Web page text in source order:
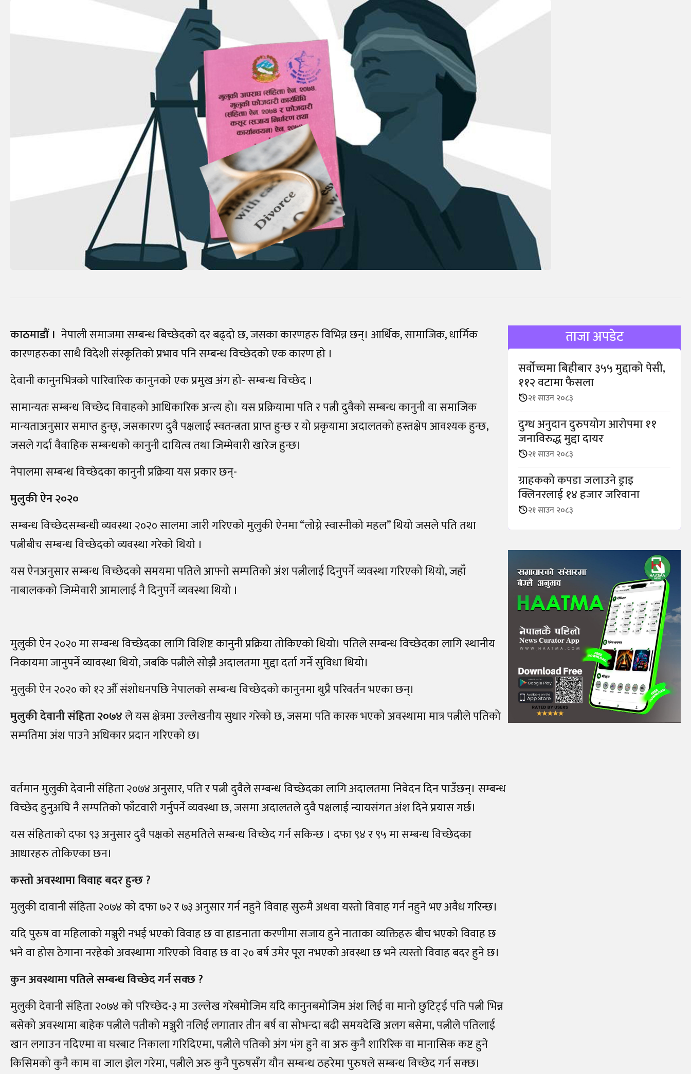
काठमाडौं । नेपाली समाजमा सम्बन्ध बिच्छेदको दर बढ्दो छ, जसका कारणहरु विभिन्न छन्। आर्थिक, सामाजिक, धार्मिक
कारणहरुका साथै विदेशी संस्कृतिको प्रभाव पनि सम्बन्ध विच्छेदको एक कारण हो ।
देवानी कानुनभित्रको पारिवारिक कानुनको एक प्रमुख अंग हो- सम्बन्ध विच्छेद ।
सामान्यतः सम्बन्ध विच्छेद विवाहको आधिकारिक अन्त्य हो। यस प्रक्रियामा पति र पत्नी दुवैको सम्बन्ध कानुनी वा समाजिक
मान्यताअनुसार समाप्त हुन्छ्, जसकारण दुवै पक्षलाई स्वतन्त्रता प्राप्त हुन्छ र यो प्रकृयामा अदालतको हस्तक्षेप आवश्यक हुन्छ,
जसले गर्दा वैवाहिक सम्बन्धको कानुनी दायित्व तथा जिम्मेवारी खारेज हुन्छ।
नेपालमा सम्बन्ध विच्छेदका कानुनी प्रक्रिया यस प्रकार छन्-
मुलुकीऐन २०२०
सम्बन्ध विच्छेदसम्बन्धी व्यवस्था २०२० सालमा जारी गरिएको मुलुकी ऐनमा “लोग्ने स्वास्नीको महल” थियो जसले पति तथा
पत्नीबीच सम्बन्ध विच्छेदको व्यवस्था गरेको थियो ।
यस ऐनअनुसार सम्बन्ध विच्छेदको समयमा पतिले आफ्नो सम्पतिको अंश पत्नीलाई दिनुपर्ने व्यवस्था गरिएको थियो, जहाँ
नाबालकको जिम्मेवारी आमालाई नै दिनुपर्ने व्यवस्था थियो ।
मुलुकी ऐन २०२० मा सम्बन्ध विच्छेदका लागि विशिष्ट कानुनी प्रक्रिया तोकिएको थियो। पतिले सम्बन्ध विच्छेदका लागि स्थानीय
निकायमा जानुपर्ने व्यावस्था थियो, जबकि पत्नीले सोझै अदालतमा मुद्दा दर्ता गर्ने सुविधा थियो।
मुलुकी ऐन २०२० को १२ औँ संशोधनपछि नेपालको सम्बन्ध विच्छेदको कानुनमा थुप्रै परिवर्तन भएका छन्।
मुलुकी देवानी संहिता २०७४ले यस क्षेत्रमा उल्लेखनीय सुधार गरेको छ, जसमा पति कारक भएको अवस्थामा मात्र पत्नीले पतिको
सम्पतिमा अंश पाउने अधिकार प्रदान गरिएको छ।
वर्तमान मुलुकी देवानी संहिता २०७४ अनुसार, पति र पत्नी दुवैले सम्बन्ध विच्छेदका लागि अदालतमा निवेदन दिन पाउँछन्। सम्बन्ध
विच्छेद हुनुअघि नै सम्पतिको फाँटवारी गर्नुपर्ने व्यवस्था छ, जसमा अदालतले दुवै पक्षलाई न्यायसंगत अंश दिने प्रयास गर्छ।
यस संहिताको दफा ९३ अनुसार दुवै पक्षको सहमतिले सम्बन्ध विच्छेद गर्न सकिन्छ । दफा ९४ र ९५ मा सम्बन्ध विच्छेदका
आधारहरु तोकिएका छन।
कस्तो अवस्थामा विवाह बदर हुन्छ?
मुलुकी दावानी संहिता २०७४ को दफा ७२ र ७३ अनुसार गर्न नहुने विवाह सुरुमै अथवा यस्तो विवाह गर्न नहुने भए अवैध गरिन्छ।
यदि पुरुष वा महिलाको मञ्जुरी नभई भएको विवाह छ वा हाडनाता करणीमा सजाय हुने नाताका व्यक्तिहरु बीच भएको विवाह छ
भने वा होस ठेगाना नरहेको अवस्थामा गरिएको विवाह छ वा २० बर्ष उमेर पूरा नभएको अवस्था छ भने त्यस्तो विवाह बदर हुने छ।
कुन अवस्थामा पतिले सम्बन्ध विच्छेद गर्न सक्छ?
मुलुकी देवानी संहिता २०७४ को परिच्छेद-३ मा उल्लेख गरेबमोजिम यदि कानुनबमोजिम अंश लिई वा मानो छुटिट्ई पति पत्नी भिन्न
बसेको अवस्थामा बाहेक पत्नीले पतीको मञ्जुरी नलिई लगातार तीन बर्ष वा सोभन्दा बढी समयदेखि अलग बसेमा, पत्नीले पतिलाई
खान लगाउन नदिएमा वा घरबाट निकाला गरिदिएमा, पत्नीले पतिको अंग भंग हुने वा अरु कुनै शारिरिक वा मानासिक कष्ट हुने
किसिमको कुनै काम वा जाल झेल गरेमा, पत्नीले अरु कुनै पुरुषसँग यौन सम्बन्ध ठहरेमा पुरुषले सम्बन्ध विच्छेद गर्न सक्छ।
ताजा अपडेट
सर्वोच्चमा बिहीबार ३५५ मुद्दाको पेसी,
११२ वटामा फैसला
२१ साउन २०८३
दुग्ध अनुदान दुरुपयोग आराेपमा ११
जनाविरुद्ध मुद्दा दायर
२१ साउन २०८३
ग्राहकको कपडा जलाउने ड्राइ
क्लिनरलाई १४ हजार जरिवाना
२१ साउन २०८३